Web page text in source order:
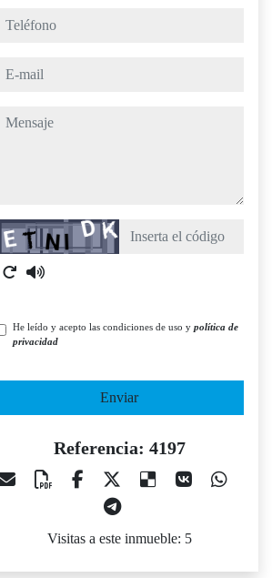
teléfono
e-mail
mensaje
Captcha
He leído y acepto las condiciones de uso y política de
privacidad
Enviar
Referencia: 4197
Visitas a este inmueble: 5